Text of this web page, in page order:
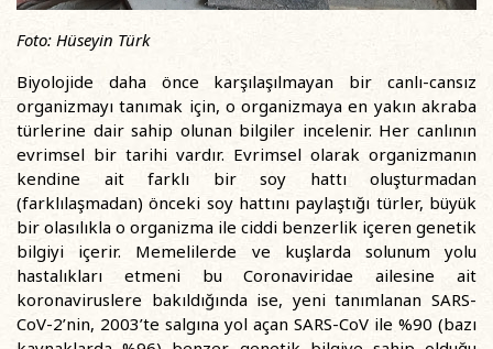
Foto: Hüseyin Türk
Biyolojide daha önce karşılaşılmayan bir canlı-cansız
organizmayı tanımak için, o organizmaya en yakın akraba
türlerine dair sahip olunan bilgiler incelenir. Her canlının
evrimsel bir tarihi vardır. Evrimsel olarak organizmanın
kendine ait farklı bir soy hattı oluşturmadan
(farklılaşmadan) önceki soy hattını paylaştığı türler, büyük
bir olasılıkla o organizma ile ciddi benzerlik içeren genetik
bilgiyi içerir. Memelilerde ve kuşlarda solunum yolu
hastalıkları etmeni bu Coronaviridae ailesine ait
koronaviruslere bakıldığında ise, yeni tanımlanan SARS-
CoV-2’nin, 2003’te salgına yol açan SARS-CoV ile %90 (bazı